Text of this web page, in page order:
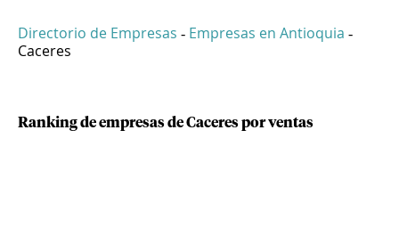
Directorio de Empresas - Empresas en Antioquia -
Caceres
Ranking de empresas de Caceres por ventas